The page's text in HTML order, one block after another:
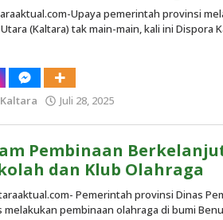
Upaya pemerintah provinsi
(Kaltara) tak main-main, kali ini Dispora
Juli 28, 2025
Pembinaan
dan Klub Olahraga
Pemerintah provinsi Dinas
pembinaan olahraga di bumi